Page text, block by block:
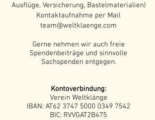
Ausflüge, Versicherung, Bastelmaterialien)
Kontaktaufnahme per Mail
team@weltklaenge.com
Gerne nehmen wir auch freie
Spendenbeiträge und sinnvolle
Sachspenden entgegen.
Kontoverbindung:
Verein Weltklänge
IBAN: AT62 3747 5000 0349 7542
BIC: RVVGAT2B475